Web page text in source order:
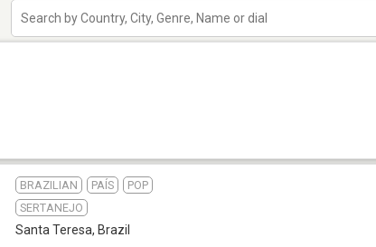
BRAZILIAN PAÍS
POP
SERTANEJO
Santa Teresa, Brazil